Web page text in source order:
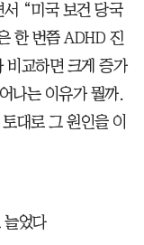
“미국 보건 당국
한 번쯤 ADHD 진
비교하면 크게 증가
나는 이유가 뭘까.
대로 그 원인을 이
었다